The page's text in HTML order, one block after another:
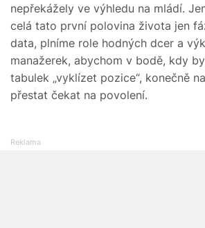
nepřekážely ve výhledu na mládí.
celá tato první polovina života jen
data, plníme role hodných dcer a
manažerek, abychom v bodě, kdy
tabulek „vyklízet pozice“, konečně
přestat čekat na povolení.